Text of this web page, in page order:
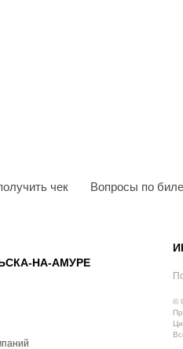
чек Вопросы по
НА-АМУРЕ
©